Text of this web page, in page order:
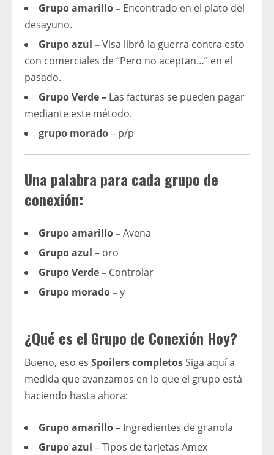
Grupo amarillo – Encontrado en el plato del
desayuno.
Grupo azul –Visa libró la guerra contra esto
con comerciales de “Pero no aceptan…” en el
pasado.
Grupo Verde – Las facturas se pueden pagar
mediante este método.
grupo morado– p/p
Una palabra para cada grupo de
conexión:
Grupo amarillo –Avena
Grupo azul – oro
Grupo Verde – Controlar
Grupo morado –y
¿Qué es el Grupo de Conexión Hoy?
Bueno, eso es Spoilers completosSiga aquí a
medida que avanzamos en lo que el grupo está
haciendo hasta ahora:
Grupo amarillo– Ingredientes de granola
Grupo azul – Tipos de tarjetas Amex